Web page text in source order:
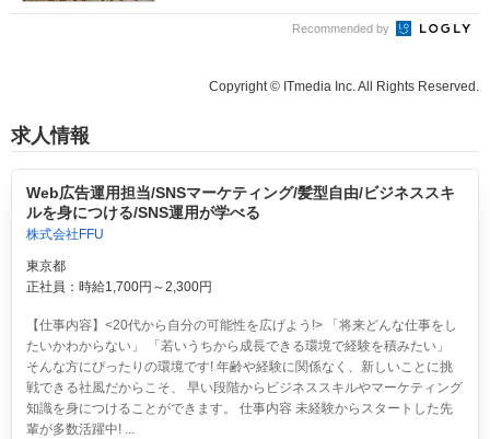
Recommended by
Copyright © ITmedia Inc. All Rights Reserved.
求人情報
Web広告運用担当/SNSマーケティング/髪型自由/ビジネススキ
ルを身につける/SNS運用が学べる
株式会社FFU
東京都
正社員：時給1,700円～2,300円
【仕事内容】<20代から自分の可能性を広げよう!> 「将来どんな仕事をし
たいかわからない」 「若いうちから成長できる環境で経験を積みたい」
そんな方にぴったりの環境です! 年齢や経験に関係なく、新しいことに挑
戦できる社風だからこそ、 早い段階からビジネススキルやマーケティング
知識を身につけることができます。 仕事内容 未経験からスタートした先
輩が多数活躍中! ...